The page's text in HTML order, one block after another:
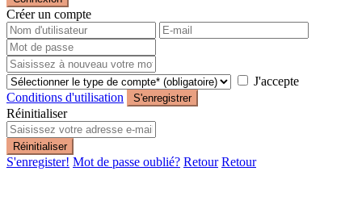
Créer un compte
J'accepte
Conditions d'utilisation
S'enregistrer
Réinitialiser
Réinitialiser
S'enregister! Mot de passe oublié? Retour Retour